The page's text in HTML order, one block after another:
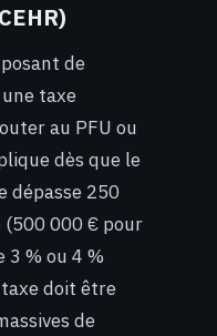
de
taxe
au PFU ou
dès que le
dépasse 250
000 € pour
3 % ou 4 %
doit être
de